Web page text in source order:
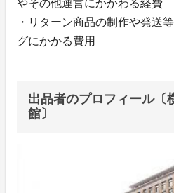
やその他運営にかかわる経費
・リターン商品の制作や発送
グにかかる費用
出品者のプロフィール〔
館〕